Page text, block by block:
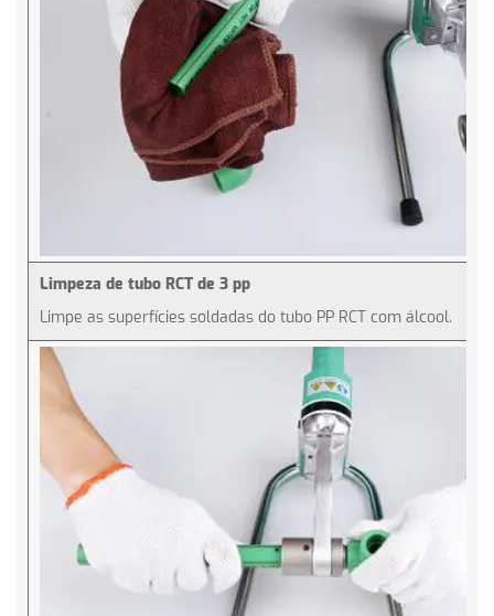
Limpeza de tubo RCT de 3 pp
Limpe as superfícies soldadas do tubo PP RCT com álcool.